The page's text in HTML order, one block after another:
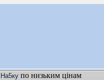
На5ку по низьким цінам